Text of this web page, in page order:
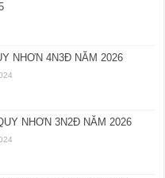
NHƠN 4N3Đ NĂM 2026
NHƠN 3N2Đ NĂM 2026